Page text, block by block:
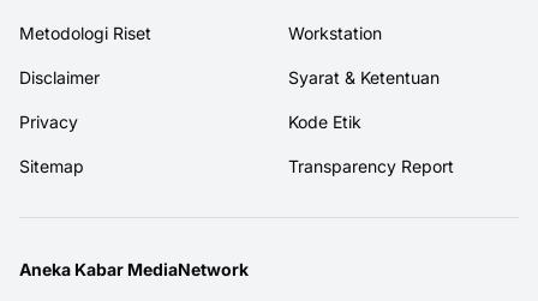
Metodologi Riset Workstation
Disclaimer Syarat & Ketentuan
Privacy Kode Etik
Sitemap Transparency Report
Aneka Kabar MediaNetwork